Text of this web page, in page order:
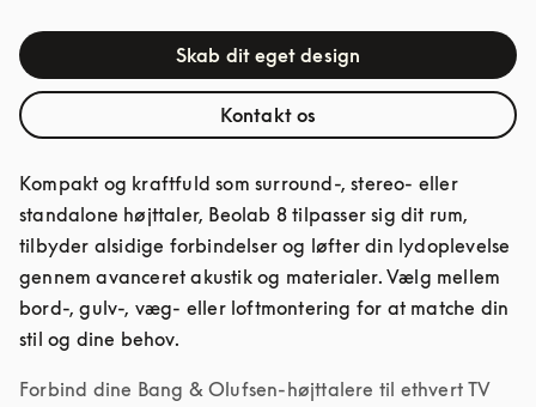
Skab dit eget design
Kontakt os
Kompakt og kraftfuld som surround-, stereo- eller
standalone højttaler, Beolab 8 tilpasser sig dit rum,
tilbyder alsidige forbindelser og løfter din lydoplevelse
gennem avanceret akustik og materialer. Vælg mellem
bord-, gulv-, væg- eller loftmontering for at matche din
stil og dine behov.
Forbind dine Bang & Olufsen-højttalere til ethvert TV